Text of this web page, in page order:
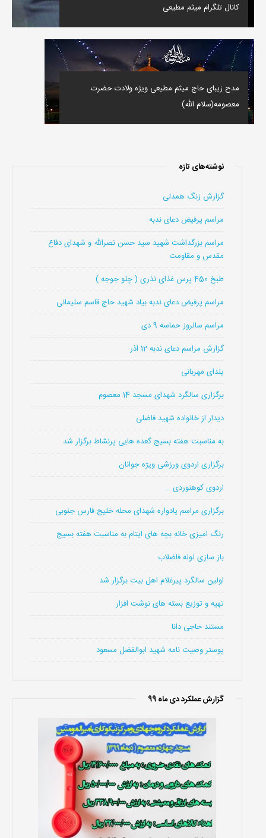
کانال تلگرام میثم مطیعی
مدح زیبای حاج میثم مطیعی ویژه ولادت حضرت
معصومه(سلام الله)
نوشته‌های تازه
گزارش زنگ همدلی
مراسم پرفیض دعای ندبه
مراسم بزرگداشت شهید سید حسن نصرالله و شهدای دفاع
مقدس و مقاومت
طبخ 450 پرس غذای نذری ( چلو جوجه )
مراسم پرفیض دعای ندبه بیاد شهید حاج قاسم سلیمانی
مراسم سالروز حماسه 9 دی
گزارش مراسم دعای ندبه 12 اذر
یلدای مهربانی
برگزاری سالگرد شهدای مسجد 14 معصوم
دیدار از خانواده شهید فاضلی
به مناسبت هفته بسیج گعده هایی پرنشاط برگزار شد
برگزاری اردوی ورزشی ویژه جوانان
اردوی کوهنوردی …
برگزاری مراسم یادواره شهدای محله خلیج فارس جنوبی
رنگ امیزی خانه بچه های ایتام به مناسبت هفته بسیج
باز سازی لوله فاضلاب
اولین سالگرد پیرغلام اهل بیت برگزار شد
تهیه و توزیع بسته های نوشت افزار
مستند حاجی دانا
پوستر وصیت نامه شهید ابوالفضل مسعود
گزارش عملکرد دی ماه 99